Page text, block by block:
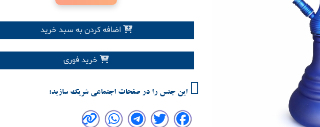
اضافه کردن به سبد خرید
خرید فوری
این جنس را در صفحات اجتماعی شریک سازید: